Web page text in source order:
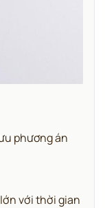
phương án
với thời gian